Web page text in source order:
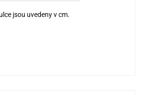
jsou uvedeny v cm.